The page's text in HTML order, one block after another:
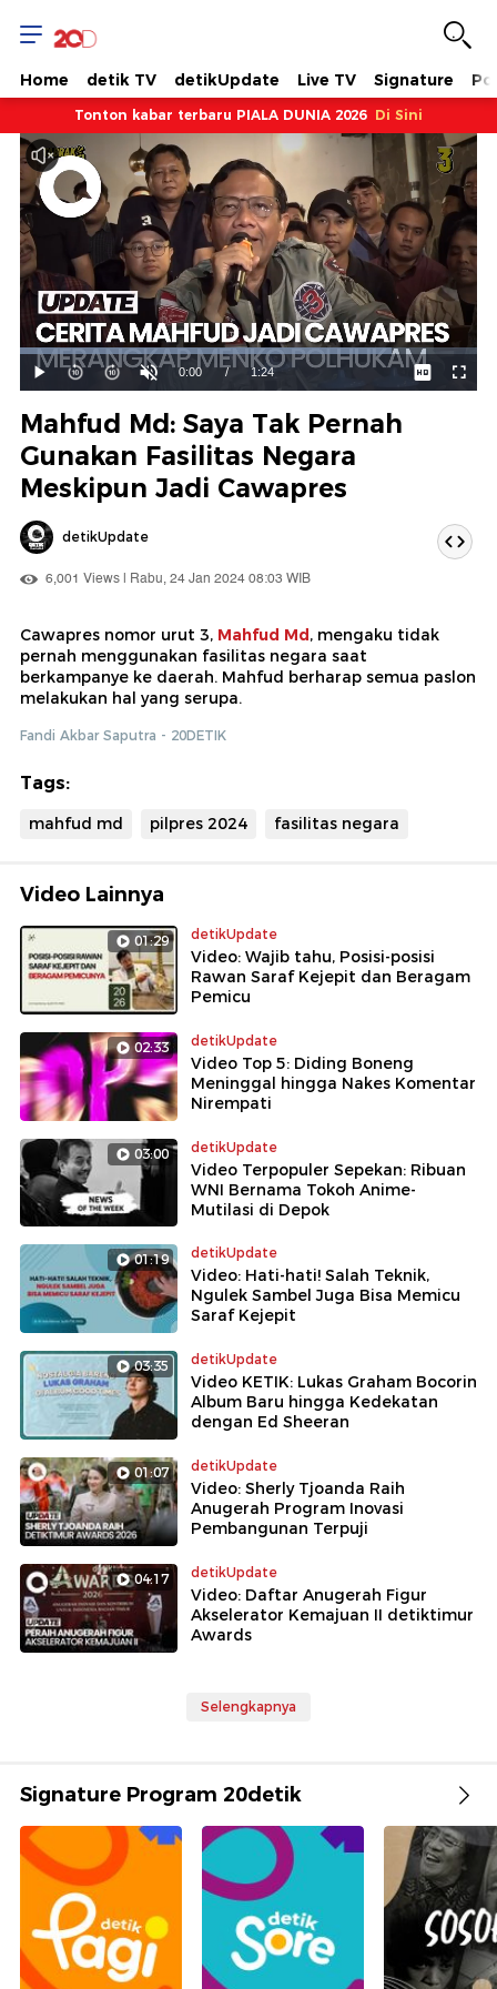
Home detik TV detikUpdate Live TV Signature
Tonton kabar terbaru PIALA DUNIA 2026 Di Sini
Mainkan
Suara
Hidup
Waktu
ini
0:00 / Durasi
1:24
Dimuat:
81.39%
Mahfud Md: Saya Tak Pernah
Gunakan Fasilitas Negara
Meskipun Jadi Cawapres
detikUpdate
6,001 Views | Rabu, 24 Jan 2024 08:03 WIB
Cawapres nomor urut 3, Mahfud Md, mengaku tidak
pernah menggunakan fasilitas negara saat
berkampanye ke daerah. Mahfud berharap semua paslon
melakukan hal yang serupa.
Fandi Akbar Saputra - 20DETIK
Tags:
mahfud md pilpres 2024 fasilitas negara
Video Lainnya
01:29 detikUpdate
Video: Wajib tahu, Posisi-posisi
Rawan Saraf Kejepit dan Beragam
Pemicu
02:33 detikUpdate
Video Top 5: Diding Boneng
Meninggal hingga Nakes Komentar
Nirempati
03:00 detikUpdate
Video Terpopuler Sepekan: Ribuan
WNI Bernama Tokoh Anime-
Mutilasi di Depok
01:19 detikUpdate
Video: Hati-hati! Salah Teknik,
Ngulek Sambel Juga Bisa Memicu
Saraf Kejepit
03:35 detikUpdate
Video KETIK: Lukas Graham Bocorin
Album Baru hingga Kedekatan
dengan Ed Sheeran
01:07 detikUpdate
Video: Sherly Tjoanda Raih
Anugerah Program Inovasi
Pembangunan Terpuji
04:17 detikUpdate
Video: Daftar Anugerah Figur
Akselerator Kemajuan II detiktimur
Awards
Selengkapnya
Signature Program 20detik